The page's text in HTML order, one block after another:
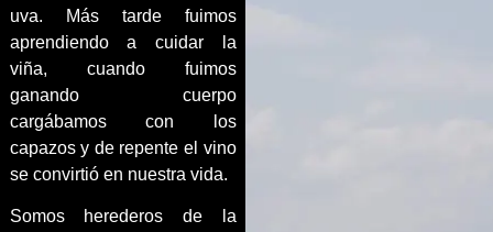
uva. Más tarde fuimos
aprendiendo a cuidar la
viña, cuando fuimos
ganando cuerpo
cargábamos con los
capazos y de repente el vino
se convirtió en nuestra vida.
Somos herederos de la